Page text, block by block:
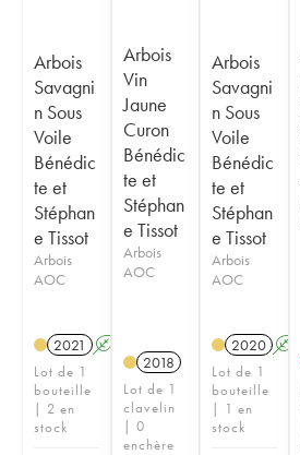
Arbois
Savagni
n Sous
Voile
Bénédic
te et
Stéphan
e Tissot
Arbois
AOC
2021 A
Lot de 1
bouteille
| 2 en
stock
Arbois
Vin
Jaune
Curon
Bénédic
te et
Stéphan
e Tissot
Arbois
AOC
2018
Lot de 1
clavelin
| 0
enchère
Arbois
Savagni
n Sous
Voile
Bénédic
te et
Stéphan
e Tissot
Arbois
AOC
2020 A
Lot de 1
bouteille
| 1 en
stock